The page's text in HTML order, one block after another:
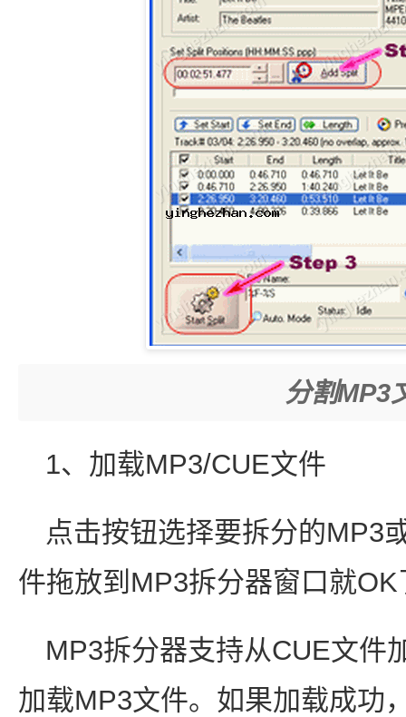
分割MP3
1、加载MP3/CUE文件
点击按钮选择要拆分的MP3
件拖放到MP3拆分器窗口就OK
MP3拆分器支持从CUE文件
加载MP3文件。如果加载成功